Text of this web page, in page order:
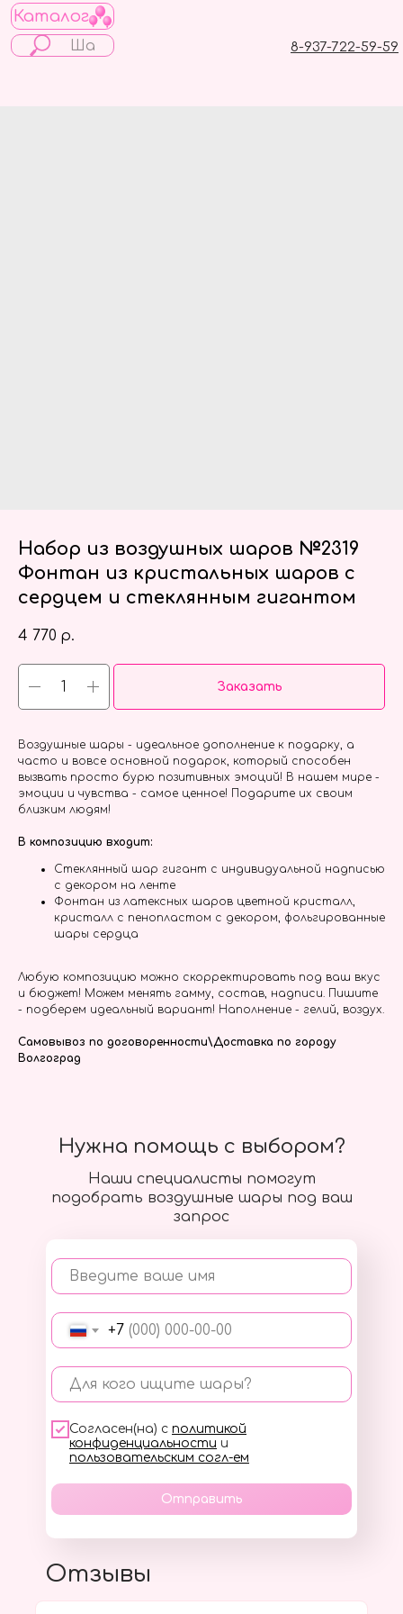
Каталог
8-937-722-59-59
Набор из воздушных шаров №2319
Фонтан из кристальных шаров с
сердцем и стеклянным гигантом
4 770 р.
Заказать
Воздушные шары - идеальное дополнение к подарку, а
часто и вовсе основной подарок, который способен
вызвать просто бурю позитивных эмоций! В нашем мире -
эмоции и чувства - самое ценное! Подарите их своим
близким людям!
В композицию входит:
Стеклянный шар гигант с индивидуальной надписью
с декором на ленте
Фонтан из латексных шаров цветной кристалл,
кристалл с пенопластом с декором, фольгированные
шары сердца
Любую композицию можно скорректировать под ваш вкус
и бюджет! Можем менять гамму, состав, надписи. Пишите
- подберем идеальный вариант! Наполнение - гелий, воздух.
Самовывоз по договоренности\Доставка по городу
Волгоград
Наши специалисты помогут
подобрать воздушные шары под ваш
запрос
Введите ваше имя
+7
Для кого ищите шары?
Согласен(на) с политикой
конфиденциальности и
пользовательским согл-ем
Отправить
Нужна помощь с выбором?
Отзывы